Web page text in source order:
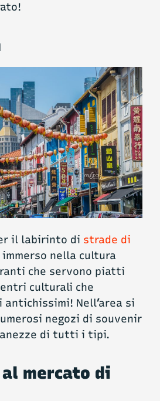
il labirinto di strade di
nella cultura
che servono piatti
culturali che
Nell’area si
negozi di souvenir
di tutti i tipi.
al mercato di